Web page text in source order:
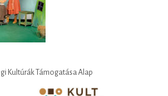
Kultúrák Támogatása Alap